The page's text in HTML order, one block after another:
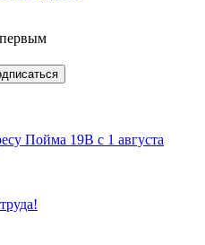
Пойма 19В с 1 августа